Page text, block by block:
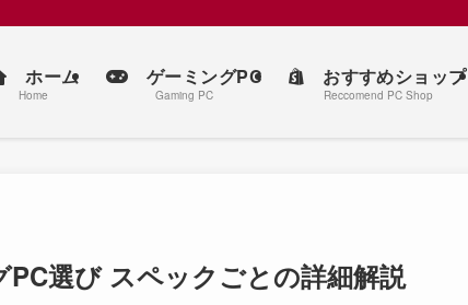
ホーム
Home
ゲーミングPC
Gaming PC
おすすめショップ
Reccomend PC Shop
選び スペックごとの詳細解説